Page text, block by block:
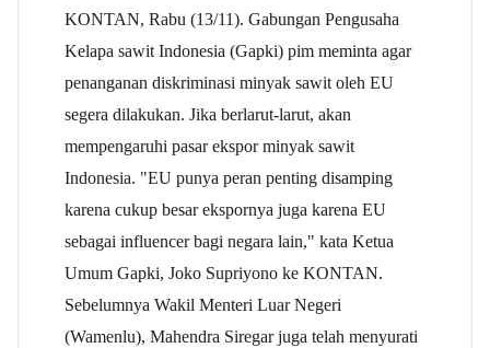
KONTAN, Rabu (13/11). Gabungan Pengusaha
Kelapa sawit Indonesia (Gapki) pim meminta agar
penanganan diskriminasi minyak sawit oleh EU
segera dilakukan. Jika berlarut-larut, akan
mempengaruhi pasar ekspor minyak sawit
Indonesia. "EU punya peran penting disamping
karena cukup besar ekspornya juga karena EU
sebagai influencer bagi negara lain," kata Ketua
Umum Gapki, Joko Supriyono ke KONTAN.
Sebelumnya Wakil Menteri Luar Negeri
(Wamenlu), Mahendra Siregar juga telah menyurati